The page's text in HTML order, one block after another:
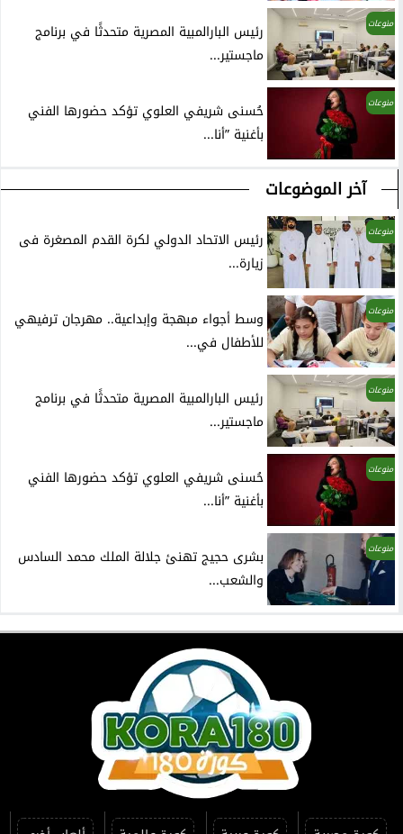
منوعات
رئيس البارالمبية المصرية متحدثًا في برنامج
ماجستير...
منوعات
حُسنى شريفي العلوي تؤكد حضورها الفني
بأغنية ”أنا...
آخر الموضوعات
منوعات
رئيس الاتحاد الدولي لكرة القدم المصغرة فى
زيارة...
منوعات
وسط أجواء مبهجة وإبداعية.. مهرجان ترفيهي
للأطفال في...
منوعات
رئيس البارالمبية المصرية متحدثًا في برنامج
ماجستير...
منوعات
حُسنى شريفي العلوي تؤكد حضورها الفني
بأغنية ”أنا...
منوعات
بشرى حجيج تهنئ جلالة الملك محمد السادس
والشعب...